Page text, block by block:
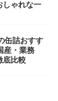
しゃれな一
缶詰おすす
産・業務
底比較